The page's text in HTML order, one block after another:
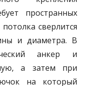
пространных
сверлится
и диаметра. В
анкер и
а затем при
на который